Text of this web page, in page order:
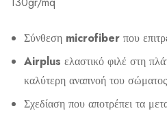
Σύνθεση microfiber που
Airplus ελαστικό φιλέ στη
καλύτερη αναπνοή του
Σχεδίαση που αποτρέπει τα